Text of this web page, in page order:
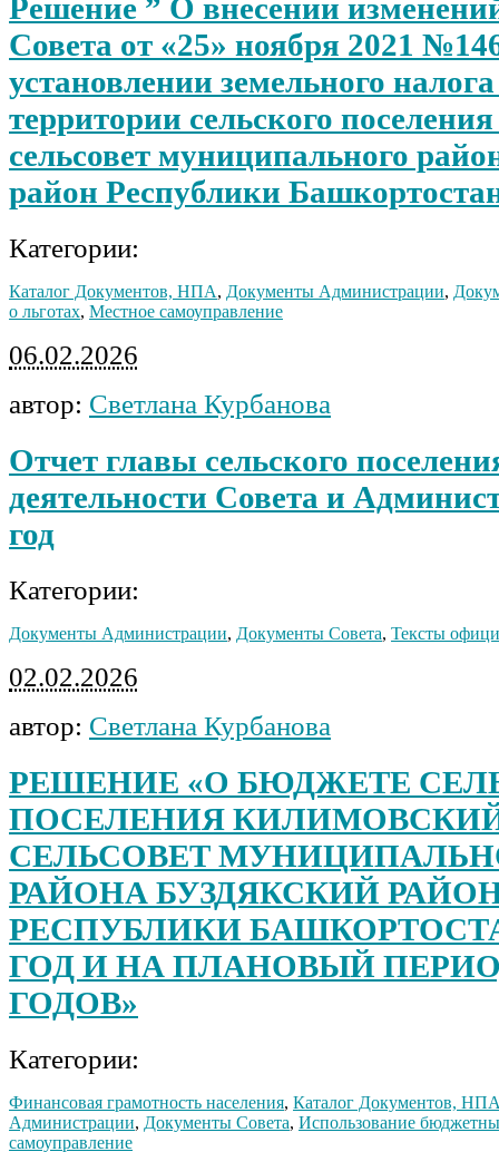
Решение ” О внесении
Совета от «25» ноября 2021
установлении земельного
территории сельского
сельсовет муниципального
район Республики
Категории:
Каталог Документов, НПА, Документы Администрации,
о льготах, Местное самоуправление
06.02.2026
автор: Светлана Курбанова
Отчет главы сельского
деятельности Совета и
год
Категории:
Документы Администрации, Документы Совета, Тексты
02.02.2026
автор: Светлана Курбанова
РЕШЕНИЕ «О БЮДЖЕТЕ
ПОСЕЛЕНИЯ
СЕЛЬСОВЕТ
РАЙОНА БУЗДЯКСКИЙ
РЕСПУБЛИКИ
ГОД И НА ПЛАНОВЫЙ ПЕРИОД
ГОДОВ»
Категории:
Финансовая грамотность населения, Каталог Документов,
Администрации, Документы Совета, Использование
самоуправление